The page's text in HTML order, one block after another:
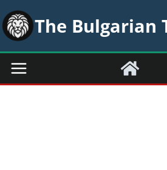
Skip
to
content
The Bulgarian